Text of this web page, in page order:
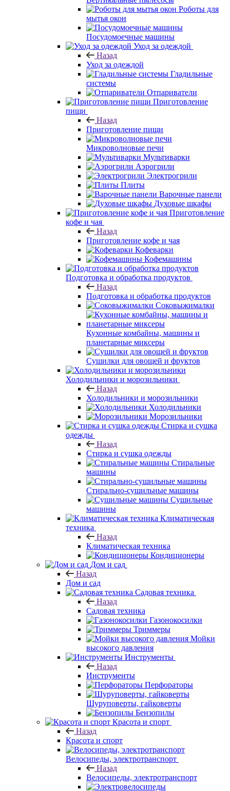
Роботы для
мытья окон
Посудомоечные машины
Уход за одеждой
Назад
Уход за одеждой
Гладильные
системы
Отпариватели
Приготовление
пищи
Назад
Приготовление пищи
Микроволновые печи
Мультиварки
Аэрогрили
Электрогрили
Плиты
Варочные панели
Духовые шкафы
Приготовление
кофе и чая
Назад
Приготовление кофе и чая
Кофеварки
Кофемашины
Подготовка и обработка продуктов
Назад
Подготовка и обработка продуктов
Соковыжималки
Кухонные комбайны, машины и
планетарные миксеры
Сушилки для овощей и фруктов
Холодильники и морозильники
Назад
Холодильники и морозильники
Холодильники
Морозильники
Стирка и сушка
одежды
Назад
Стирка и сушка одежды
Стиральные
машины
Стирально-сушильные машины
Сушильные
машины
Климатическая
техника
Назад
Климатическая техника
Кондиционеры
Дом и сад
Назад
Дом и сад
Садовая техника
Назад
Садовая техника
Газонокосилки
Триммеры
Мойки
высокого давления
Инструменты
Назад
Инструменты
Перфораторы
Шуруповерты, гайковерты
Бензопилы
Красота и спорт
Назад
Красота и спорт
Велосипеды, электротранспорт
Назад
Велосипеды, электротранспорт